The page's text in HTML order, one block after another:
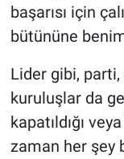
başarısı için
bütününe
Lider gibi,
kuruluşlar da
kapatıldığı
zaman her şey